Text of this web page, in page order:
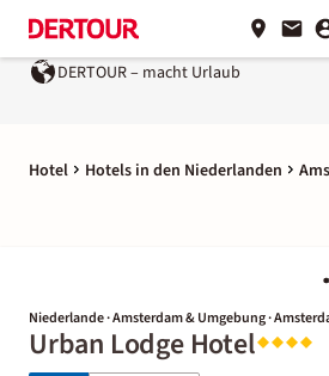
DERTOUR – macht Urlaub
Hotel Hotels in den Niederlanden
Niederlande · Amsterdam & Umgebung ·
Urban Lodge Hotel